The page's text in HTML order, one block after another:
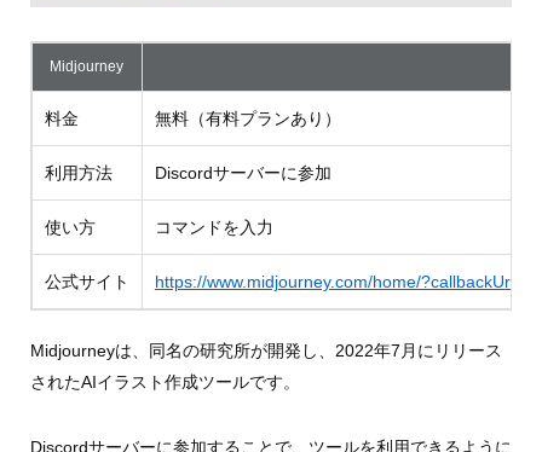
Midjourney
料金 無料（有料プランあり）
利用方法 Discordサーバーに参加
使い方 コマンドを入力
公式サイト https://www.midjourney.com/home/
Midjourneyは、同名の研究所が開発し、2022年7月にリリース
されたAIイラスト作成ツールです。
Discordサーバーに参加することで、ツールを利用できるように